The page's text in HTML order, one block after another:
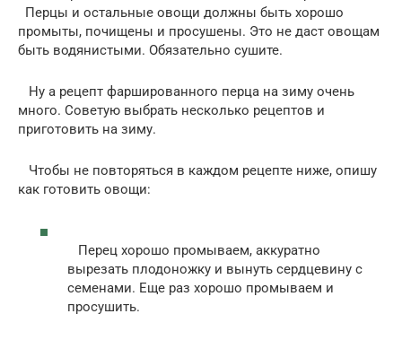
Перцы и остальные овощи должны быть хорошо
промыты, почищены и просушены. Это не даст овощам
быть водянистыми. Обязательно сушите.
Ну а рецепт фаршированного перца на зиму очень
много. Советую выбрать несколько рецептов и
приготовить на зиму.
Чтобы не повторяться в каждом рецепте ниже, опишу
как готовить овощи:
Перец хорошо промываем, аккуратно
вырезать плодоножку и вынуть сердцевину с
семенами. Еще раз хорошо промываем и
просушить.